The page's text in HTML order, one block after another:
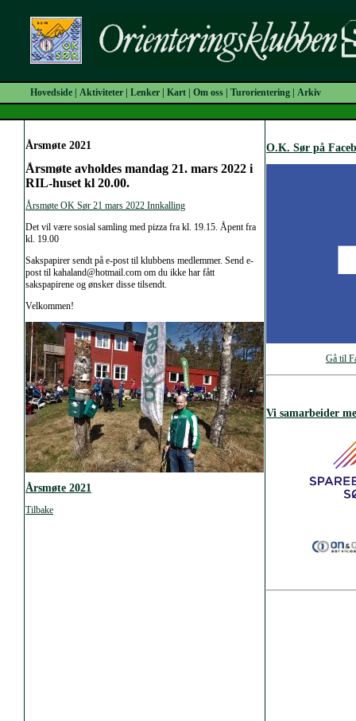
Hovedside Aktiviteter Lenker Kart Om oss Turorientering Arkiv
Årsmøte 2021
Årsmøte avholdes mandag 21. mars 2022 i
RIL-huset kl 20.00.
Årsmøte OK Sør 21 mars 2022 Innkalling
Det vil være sosial samling med pizza fra kl. 19.15. Åpent fra
kl. 19.00
Sakspapirer sendt på e-post til klubbens medlemmer. Send e-
post til kahaland@hotmail.com om du ikke har fått
sakspapirene og ønsker disse tilsendt.
Velkommen!
Årsmøte 2021
Tilbake
O.K. Sør på
Gå til
Vi samarbeider